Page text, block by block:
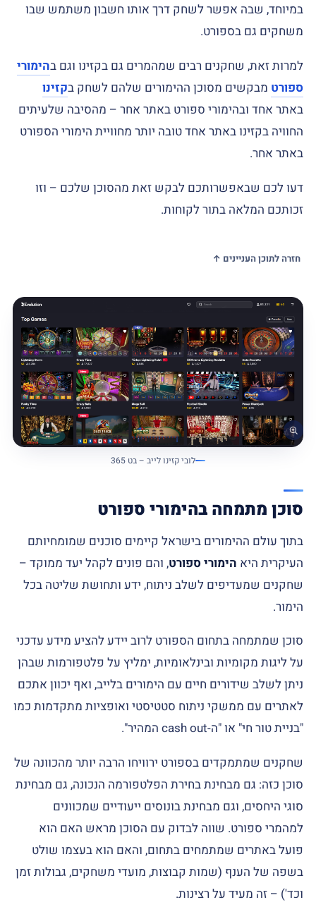
במיוחד, שבה אפשר לשחק דרך אותו חשבון משתמש שבו
משחקים גם בספורט.
למרות זאת, שחקנים רבים שמהמרים גם בקזינו וגם בהימורי
ספורט מבקשים מסוכן ההימורים שלהם לשחק בקזינו
באתר אחד ובהימורי ספורט באתר אחר – מהסיבה שלעיתים
החוויה בקזינו באתר אחד טובה יותר מחוויית הימורי הספורט
באתר אחר.
דעו לכם שבאפשרותכם לבקש זאת מהסוכן שלכם – וזו
זכותכם המלאה בתור לקוחות.
חזרה לתוכן העניינים ↑
לובי קזינו לייב – בט 365
סוכן מתמחה בהימורי ספורט
בתוך עולם ההימורים בישראל קיימים סוכנים שמומחיותם
העיקרית היא הימורי ספורט, והם פונים לקהל יעד ממוקד –
שחקנים שמעדיפים לשלב ניתוח, ידע ותחושת שליטה בכל
הימור.
סוכן שמתמחה בתחום הספורט לרוב יידע להציע מידע עדכני
על ליגות מקומיות ובינלאומיות, ימליץ על פלטפורמות שבהן
ניתן לשלב שידורים חיים עם הימורים בלייב, ואף יכוון אתכם
לאתרים עם ממשקי ניתוח סטטיסטי ואופציות מתקדמות כמו
"בניית טור חי" או "ה-cash out המהיר".
שחקנים שמתמקדים בספורט ירוויחו הרבה יותר מהכוונה של
סוכן כזה: גם מבחינת בחירת הפלטפורמה הנכונה, גם מבחינת
סוגי היחסים, וגם מבחינת בונוסים ייעודיים שמכוונים
למהמרי ספורט. שווה לבדוק עם הסוכן מראש האם הוא
פועל באתרים שמתמחים בתחום, והאם הוא בעצמו שולט
בשפה של הענף (שמות קבוצות, מועדי משחקים, גבולות זמן
וכד') – זה מעיד על רצינות.